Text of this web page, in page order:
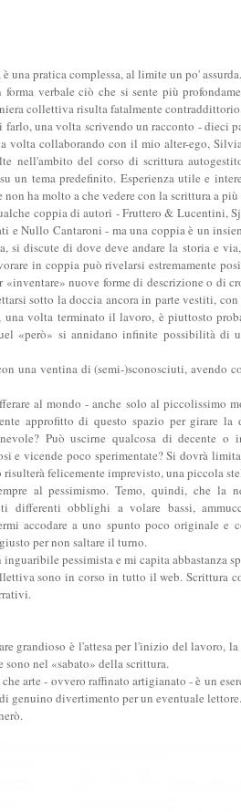
una pratica complessa, al limite un po' assurda.
forma verbale ciò che si sente più
collettiva risulta fatalmente
farlo, una volta scrivendo un racconto - dieci
volta collaborando con il mio alter-ego,
nell'ambito del corso di scrittura
un tema predefinito. Esperienza utile e
ha molto a che vedere con la scrittura a
coppia di autori - Fruttero & Lucentini,
e Nullo Cantaroni - ma una coppia è un
si discute di dove deve andare la storia e
in coppia può rivelarsi estremamente
«inventare» nuove forme di descrizione o di
sotto la doccia ancora in parte vestiti,
una volta terminato il lavoro, è piuttosto
«però» si annidano infinite possibilità di
una ventina di (semi-)sconosciuti, avendo
al mondo - anche solo al piccolissimo
approfitto di questo spazio per girare la
Può uscirne qualcosa di decente o
e vicende poco sperimentate? Si dovrà
felicemente imprevisto, una piccola
al pessimismo. Temo, quindi, che la
differenti obblighi a volare bassi,
accodare a uno spunto poco originale e
per non saltare il turno.
pessimista e mi capita abbastanza
sono in corso in tutto il web. Scrittura
grandioso è l'attesa per l'inizio del lavoro,
nel «sabato» della scrittura.
arte - ovvero raffinato artigianato - è un
genuino divertimento per un eventuale lettore.